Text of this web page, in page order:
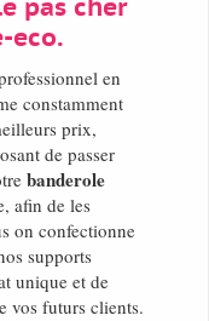
pas cher
eco.
en
constamment
prix,
de passer
banderole
afin de les
on confectionne
supports
unique et de
vos futurs clients.